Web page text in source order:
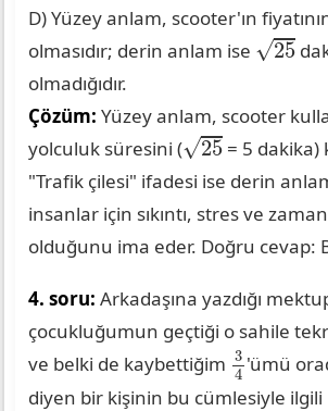
D) Yüzey anlam, scooter'ın
olmasıdır; derin anlam ise √25
25
olmadığıdır.
Çözüm: Yüzey anlam, scooter
yolculuk süresini (√25
25
= 5 dakika)
"Trafik çilesi" ifadesi ise derin
insanlar için sıkıntı, stres ve
olduğunu ima eder. Doğru cevap:
4. soru: Arkadaşına yazdığı
çocukluğumun geçtiği o sahile
ve belki de kaybettiğim 3
4
34
'ümü
diyen bir kişinin bu cümlesiyle ilgili